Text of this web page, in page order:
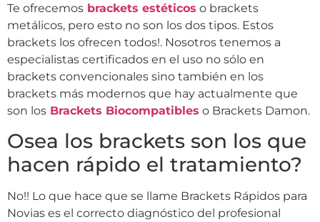
Te ofrecemos brackets estéticos o brackets
metálicos, pero esto no son los dos tipos. Estos
brackets los ofrecen todos!. Nosotros tenemos a
especialistas certificados en el uso no sólo en
brackets convencionales sino también en los
brackets más modernos que hay actualmente que
son los Brackets Biocompatibles o Brackets Damon.
Osea los brackets son los que
hacen rápido el tratamiento?
No!! Lo que hace que se llame Brackets Rápidos para
Novias es el correcto diagnóstico del profesional